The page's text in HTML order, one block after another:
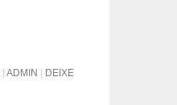
ADMIN
DEIXE